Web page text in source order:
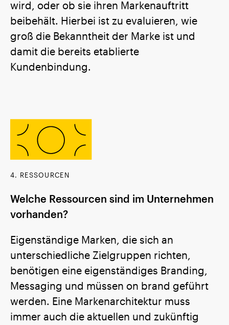
wird, oder ob sie ihren Markenauftritt
beibehält. Hierbei ist zu evaluieren, wie
groß die Bekanntheit der Marke ist und
damit die bereits etablierte
Kundenbindung.
4. RESSOURCEN
Welche Ressourcen sind im Unternehmen
vorhanden?
Eigenständige Marken, die sich an
unterschiedliche Zielgruppen richten,
benötigen eine eigenständiges Branding,
Messaging und müssen on brand geführt
werden. Eine Markenarchitektur muss
immer auch die aktuellen und zukünftig